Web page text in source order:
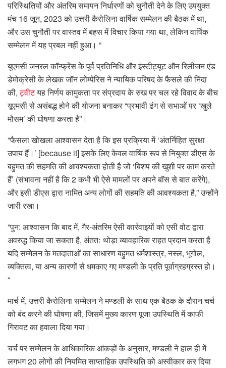
परिस्थितियों और अंतरिम समापन निर्धारणों को चुनौती देने के लिए उपयुक्त
मंच 16 जून, 2023 को उत्तरी कैरोलिना वार्षिक सम्मेलन की बैठक में था,
और उस चुनौती पर वास्तव में बहस में विचार किया गया था, लेकिन वार्षिक
सम्मेलन में यह प्रबल नहीं हुआ। “
यूएमसी जनरल कॉन्फ्रेंस के पूर्व प्रतिनिधि और इंस्टीट्यूट ऑन रिलीजन एंड
डेमोक्रेसी के लेखक जॉन लोम्पेरिस ने न्यायिक परिषद के फैसले की निंदा
की,ट्वीटयह निर्णय कामुकता पर संप्रदाय के रुख पर चल रहे विवाद के बीच
यूएमसी से असंबद्ध होने की योजना बनाकर “प्रभावी ढंग से सभाओं पर ‘खुले
मौसम’ की घोषणा करता है”।
“फैसला खोखला आश्वासन देता है कि इस प्रक्रिया में ‘अंतर्निहित सुरक्षा
उपाय हैं।’ [because it] इसके लिए केवल वार्षिक रूप से नियुक्त डीएस के
बहुमत की सहमति की आवश्यकता होती है जो ‘बिशप की खुशी पर काम करते
हैं’ (संभावना नहीं है कि 2 कभी भी ऐसे मामलों पर अपने बॉस से बात करेंगे),
और इसी डीएस द्वारा नामित अन्य लोगों की सहमति की आवश्यकता है,” उन्होंने
जारी रखा।
“पुन: आश्वासन कि बाद में, गैर-अंतरिम ऐसी कार्रवाइयों को एसी वोट द्वारा
अवरुद्ध किया जा सकता है, अंततः थोड़ा व्यावहारिक राहत प्रदान करता है
यदि सम्मेलन के मतदाताओं का साधारण बहुमत धर्मशास्त्र, नस्ल, भूगोल,
व्यक्तित्व, या अन्य कारणों से धमकाए गए मण्डली के प्रति पूर्वाग्रहग्रस्त हो।
“
मार्च में, उत्तरी कैरोलिना सम्मेलन ने मण्डली के साथ एक बैठक के दौरान चर्च
को बंद करने की घोषणा की, जिसमें मुख्य कारण पूजा उपस्थिति में काफी
गिरावट का हवाला दिया गया।
चर्च पर सम्मेलन के आधिकारिक आंकड़ों के अनुसार, मण्डली ने हाल ही में
लगभग 20 लोगों की नियमित साप्ताहिक उपस्थिति को अस्वीकार कर दिया